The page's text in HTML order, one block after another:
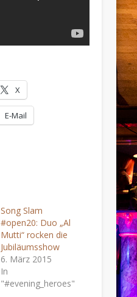
X
E-Mail
Song Slam
#open20: Duo „Al
Mutti“ rocken die
Jubiläumsshow
6. März 2015
In
"#evening_heroes"